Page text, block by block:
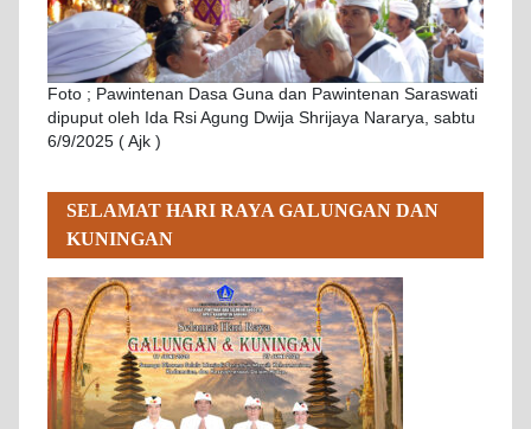
Foto ; Pawintenan Dasa Guna dan Pawintenan Saraswati
dipuput oleh Ida Rsi Agung Dwija Shrijaya Nararya, sabtu
6/9/2025 ( Ajk )
SELAMAT HARI RAYA GALUNGAN DAN
KUNINGAN